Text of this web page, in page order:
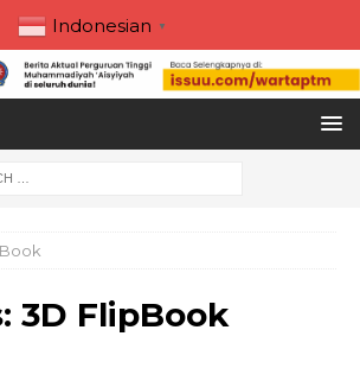
Indonesian ▼
3D FlipBook